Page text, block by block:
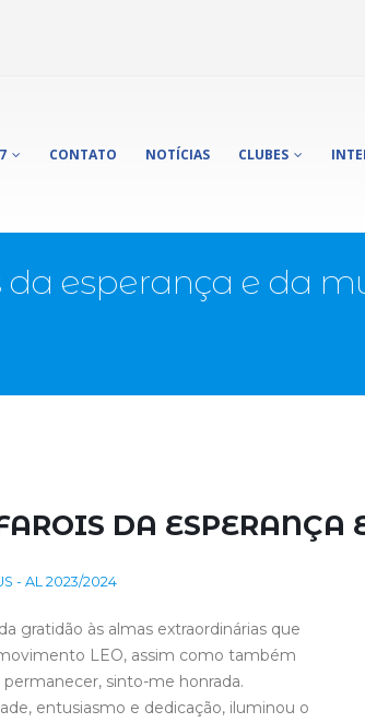
CONTATO NOTÍCIAS CLUBES
da esperança e da
DA ESPERANÇA
- AL 2023/2024
gratidão às almas extraordinárias que
LEO, assim como também
sinto-me honrada.
entusiasmo e dedicação, iluminou o